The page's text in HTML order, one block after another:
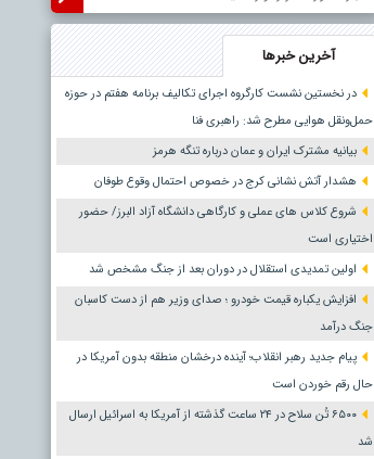
آخرین خبرها
در نخستین نشست کارگروه اجرای تکالیف برنامه هفتم در حوزه
حمل‌ونقل هوایی مطرح شد: راهبری فنا
بیانیه مشترک ایران و عمان درباره تنگه هرمز
هشدار آتش نشانی کرج در خصوص احتمال وقوع طوفان
شروع کلاس های عملی و کارگاهی دانشگاه آزاد البرز/ حضور
اختیاری است
اولین تمدیدی استقلال در دوران بعد از جنگ مشخص شد
افزایش یکباره قیمت خودرو ؛ صدای وزیر هم از دست کاسبان
جنگ درآمد
پیام جدید رهبر انقلاب؛ آینده درخشان منطقه بدون آمریکا در
حال رقم خوردن است
۶۵۰۰ تُن سلاح در ۲۴ ساعت گذشته از آمریکا به اسرائیل ارسال
شد